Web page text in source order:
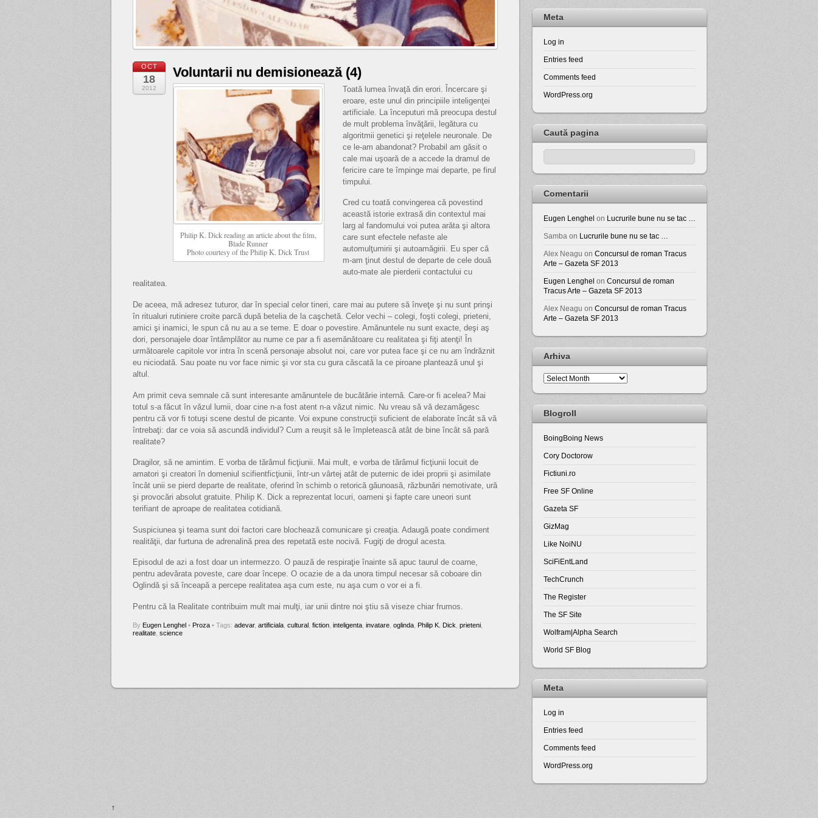
OCT
18
2012
Voluntarii nu demisionează (4)
Philip K. Dick reading an article about the film,
Blade Runner
Photo courtesy of the Philip K. Dick Trust
Toată lumea învaţă din erori. Încercare şi
eroare, este unul din principiile inteligenţei
artificiale. La începuturi mă preocupa destul
de mult problema învăţării, legătura cu
algoritmii genetici şi reţelele neuronale. De
ce le-am abandonat? Probabil am găsit o
cale mai uşoară de a accede la dramul de
fericire care te împinge mai departe, pe firul
timpului.
Cred cu toată convingerea că povestind
această istorie extrasă din contextul mai
larg al fandomului voi putea arăta şi altora
care sunt efectele nefaste ale
automulţumirii şi autoamăgirii. Eu sper că
m-am ţinut destul de departe de cele două
auto-mate ale pierderii contactului cu
realitatea.
De aceea, mă adresez tuturor, dar în special celor tineri, care mai au putere să înveţe şi nu sunt prinşi
în ritualuri rutiniere croite parcă după betelia de la caşchetă. Celor vechi – colegi, foşti colegi, prieteni,
amici şi inamici, le spun că nu au a se teme. E doar o povestire. Amănuntele nu sunt exacte, deşi aş
dori, personajele doar întâmplător au nume ce par a fi asemănătoare cu realitatea şi fiţi atenţi! În
următoarele capitole vor intra în scenă personaje absolut noi, care vor putea face şi ce nu am îndrăznit
eu niciodată. Sau poate nu vor face nimic şi vor sta cu gura căscată la ce piroane plantează unul şi
altul.
Am primit ceva semnale că sunt interesante amănuntele de bucătărie internă. Care-or fi acelea? Mai
totul s-a făcut în văzul lumii, doar cine n-a fost atent n-a văzut nimic. Nu vreau să vă dezamăgesc
pentru că vor fi totuşi scene destul de picante. Voi expune construcţii suficient de elaborate încât să vă
întrebaţi: dar ce voia să ascundă individul? Cum a reuşit să le împletească atât de bine încât să pară
realitate?
Dragilor, să ne amintim. E vorba de tărâmul ficţiunii. Mai mult, e vorba de tărâmul ficţiunii locuit de
amatori şi creatori în domeniul scifientficţiunii, într-un vârtej atât de puternic de idei proprii şi asimilate
încât unii se pierd departe de realitate, oferind în schimb o retorică găunoasă, răzbunări nemotivate, ură
şi provocări absolut gratuite. Philip K. Dick a reprezentat locuri, oameni şi fapte care uneori sunt
terifiant de aproape de realitatea cotidiană.
Suspiciunea şi teama sunt doi factori care blochează comunicare şi creaţia. Adaugă poate condiment
realităţii, dar furtuna de adrenalină prea des repetată este nocivă. Fugiţi de drogul acesta.
Episodul de azi a fost doar un intermezzo. O pauză de respiraţie înainte să apuc taurul de coarne,
pentru adevărata poveste, care doar începe. O ocazie de a da unora timpul necesar să coboare din
Oglindă şi să înceapă a percepe realitatea aşa cum este, nu aşa cum o vor ei a fi.
Pentru că la Realitate contribuim mult mai mulţi, iar unii dintre noi ştiu să viseze chiar frumos.
By Eugen Lenghel • Proza • Tags: adevar, artificiala cultural fiction inteligenta invatare oglinda Philip K. Dick prieteni
realitate science
Meta
Log in
Entries feed
Comments feed
WordPress.org
Caută pagina
Comentarii
Eugen Lenghel on Lucrurile bune nu se tac …
Samba on Lucrurile bune nu se tac …
Alex Neagu on Concursul de roman Tracus
Arte – Gazeta SF 2013
Eugen Lenghel on Concursul de roman
Tracus Arte – Gazeta SF 2013
Alex Neagu on Concursul de roman Tracus
Arte – Gazeta SF 2013
Arhiva
Arhiva
Blogroll
BoingBoing News
Cory Doctorow
Fictiuni.ro
Free SF Online
Gazeta SF
GizMag
Like NoiNU
SciFiEntLand
TechCrunch
The Register
The SF Site
Wolfram|Alpha Search
World SF Blog
Meta
Log in
Entries feed
Comments feed
WordPress.org
↑